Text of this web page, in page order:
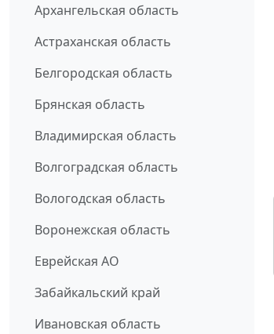
Архангельская область
Астраханская область
Белгородская область
Брянская область
Владимирская область
Волгоградская область
Вологодская область
Воронежская область
Еврейская АО
Забайкальский край
Ивановская область